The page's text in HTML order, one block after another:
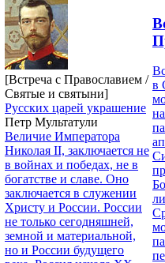
[Встреча с Православием /
Святые и святыни]
Русских царей украшение
Петр Мультатули
Величие Императора
Николая II, заключается не
в войнах и победах, не в
богатстве и славе. Оно
заключается в служении
Христу и России. России
не только сегодняшней,
земной и материальной,
но и России будущего
в